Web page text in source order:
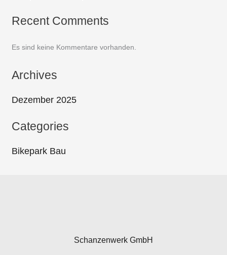
Recent Comments
Es sind keine Kommentare vorhanden.
Archives
Dezember 2025
Categories
Bikepark Bau
Schanzenwerk GmbH